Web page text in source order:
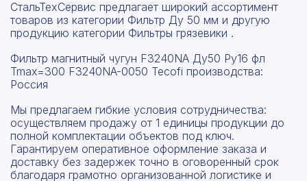
СтальТехСервис предлагает широкий ассортимент
товаров из категории Фильтр Ду 50 мм и другую
продукцию категории Фильтры грязевики .
Фильтр магнитный чугун F3240NA Ду50 Ру16 фл
Tmax=300 F3240NA-0050 Tecofi производства:
Россия
Мы предлагаем гибкие условия сотрудничества:
осуществляем продажу от 1 единицы продукции до
полной комплектации объектов под ключ.
Гарантируем оперативное оформление заказа и
доставку без задержек точно в оговоренный срок
благодаря грамотно организованной логистике и